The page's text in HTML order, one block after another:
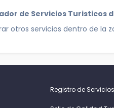
de Servicios Turisticos
otros servicios dentro de la
Registro de